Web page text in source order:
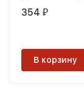
354₽
В корзину